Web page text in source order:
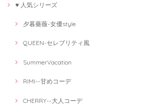
♥ 人気シリーズ
夕暮薔薇-女優style
QUEEN-セレブリティ風
SummerVacation
RIMI--甘めコーデ
CHERRY--大人コーデ